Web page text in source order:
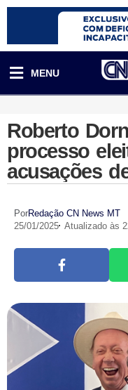
MENU
Roberto
processo
acusações
PorRedação CN News MT
25/01/2025 Atualizado às